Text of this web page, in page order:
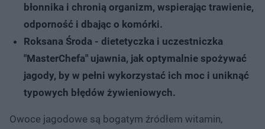
błonnika i chronią organizm, wspierając trawienie,
odporność i dbając o komórki.
Roksana Środa - dietetyczka i uczestniczka
"MasterChefa" ujawnia, jak optymalnie spożywać
jagody, by w pełni wykorzystać ich moc i uniknąć
typowych błędów żywieniowych.
Owoce jagodowe są bogatym źródłem witamin,